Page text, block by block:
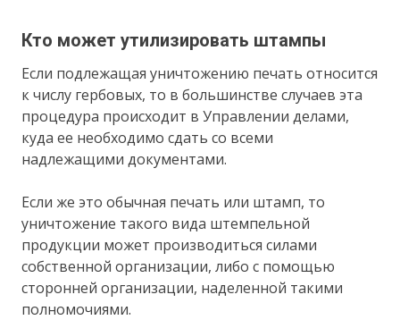
Кто может утилизировать штампы
Если подлежащая уничтожению печать относится
к числу гербовых, то в большинстве случаев эта
процедура происходит в Управлении делами,
куда ее необходимо сдать со всеми
надлежащими документами.
Если же это обычная печать или штамп, то
уничтожение такого вида штемпельной
продукции может производиться силами
собственной организации, либо с помощью
сторонней организации, наделенной такими
полномочиями.